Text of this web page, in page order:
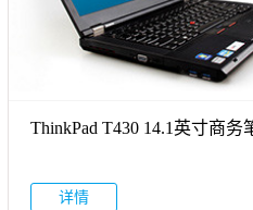
ThinkPad T430 14.1英寸商务
详情